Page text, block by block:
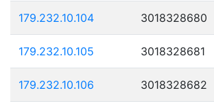
179.232.10.104 3018328680
179.232.10.105 3018328681
179.232.10.106 3018328682